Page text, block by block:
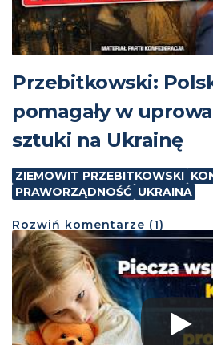
Przebitkowski:
pomagały w
sztuki na Ukrainę
ZIEMOWIT PRZEBITKOWSKI
PRAWORZĄDNOŚĆ UKRAINA
Rozwiń komentarze (1)